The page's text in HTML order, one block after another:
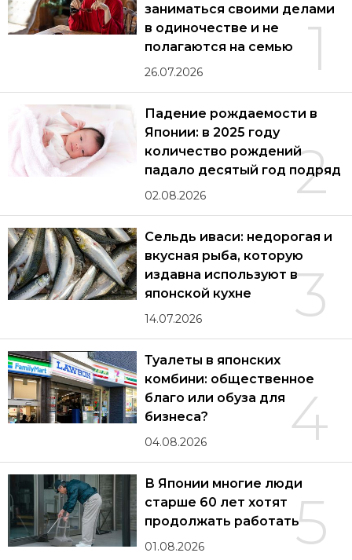
1
заниматься своими делами
в одиночестве и не
полагаются на семью
26.07.2026
2
Падение рождаемости в
Японии: в 2025 году
количество рождений
падало десятый год подряд
02.08.2026
3
Сельдь иваси: недорогая и
вкусная рыба, которую
издавна используют в
японской кухне
14.07.2026
4
Туалеты в японских
комбини: общественное
благо или обуза для
бизнеса?
04.08.2026
5
В Японии многие люди
старше 60 лет хотят
продолжать работать
01.08.2026